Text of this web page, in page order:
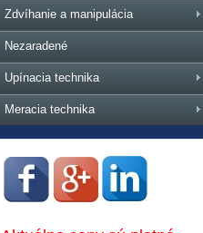
Zdvíhanie a manipulácia
Nezaradené
Upínacia technika
Meracia technika